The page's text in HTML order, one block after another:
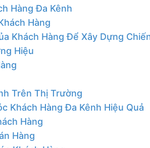
Hàng Đa Kênh
Hàng
Khách Hàng Để Xây Dựng
Hiệu
Trên Thị Trường
Khách Hàng Đa Kênh Hiệu Quả
Hàng
Hàng